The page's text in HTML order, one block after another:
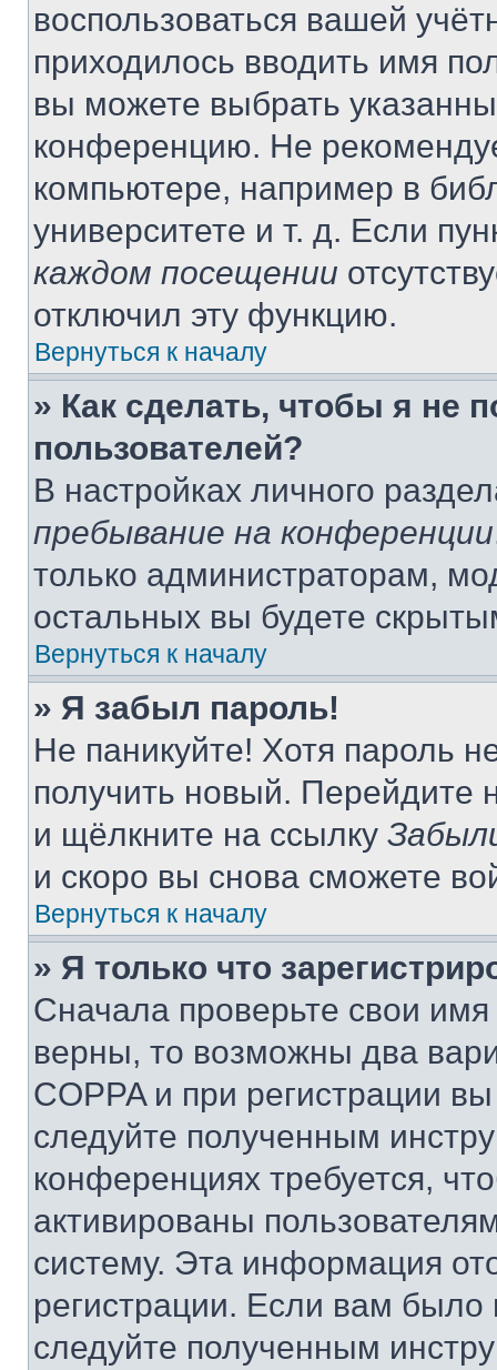
воспользоваться вашей
приходилось вводить имя
вы можете выбрать
конференцию. Не
компьютере, например в
университете и т. д. Если
каждом посещении
отключил эту функцию.
Вернуться к началу
» Как сделать, чтобы я не
пользователей?
В настройках личного
пребывание на конференции
только администраторам,
остальных вы будете
Вернуться к началу
» Я забыл пароль!
Не паникуйте! Хотя пароль
получить новый. Перейдите
и щёлкните на ссылку
и скоро вы снова сможете
Вернуться к началу
» Я только что
Сначала проверьте свои
верны, то возможны два
COPPA и при регистрации
следуйте полученным
конференциях требуется,
активированы
систему. Эта информация
регистрации. Если вам
следуйте полученным